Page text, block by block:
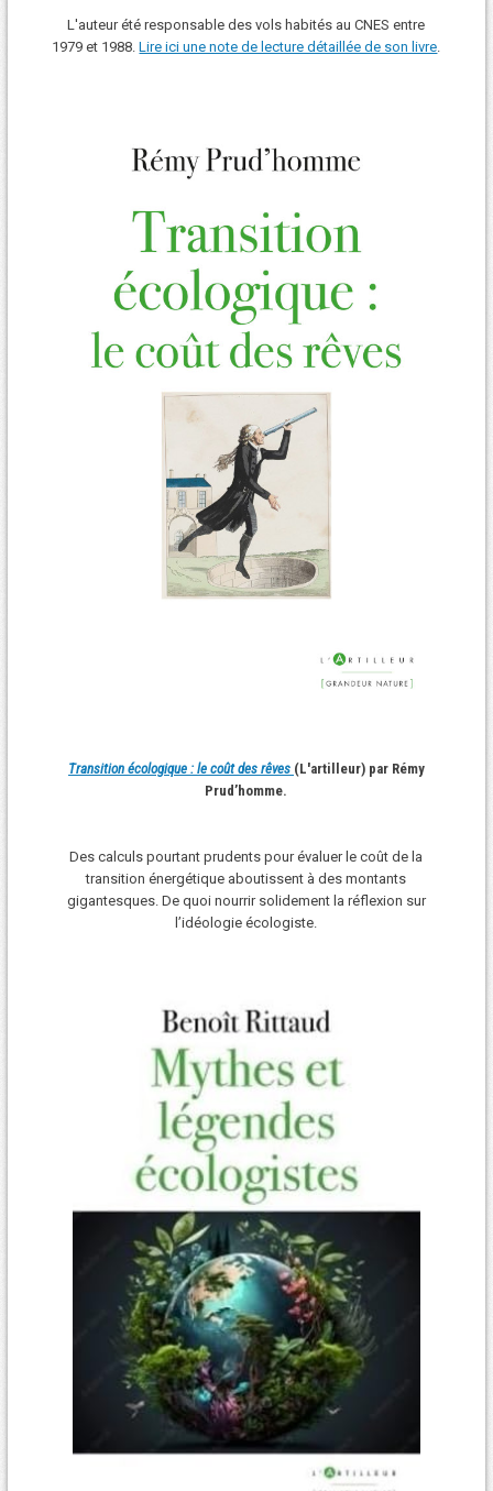
L'auteur été responsable des vols habités au CNES entre
1979 et 1988.Lire ici une note de lecture détaillée de son livre
Transition écologique : le coût des rêves (L'artilleur) par Rémy
Prud’homme.
Des calculs pourtant prudents pour évaluer le coût de la
transition énergétique aboutissent à des montants
gigantesques. De quoi nourrir solidement la réflexion sur
l’idéologie écologiste.